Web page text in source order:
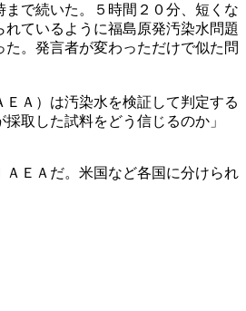
で続いた。５時間２０分、短くな
れているように福島原発汚染水問題
た。発言者が変わっただけで似た問
ＥＡ）は汚染水を検証して判定する
取した試料をどう信じるのか」
ＡＥＡだ。米国など各国に分けられ